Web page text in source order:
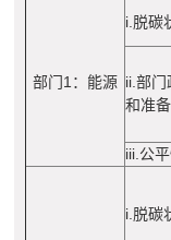
部门1：能源
i.脱碳
ii.部门
和准备
iii.公
i.脱碳